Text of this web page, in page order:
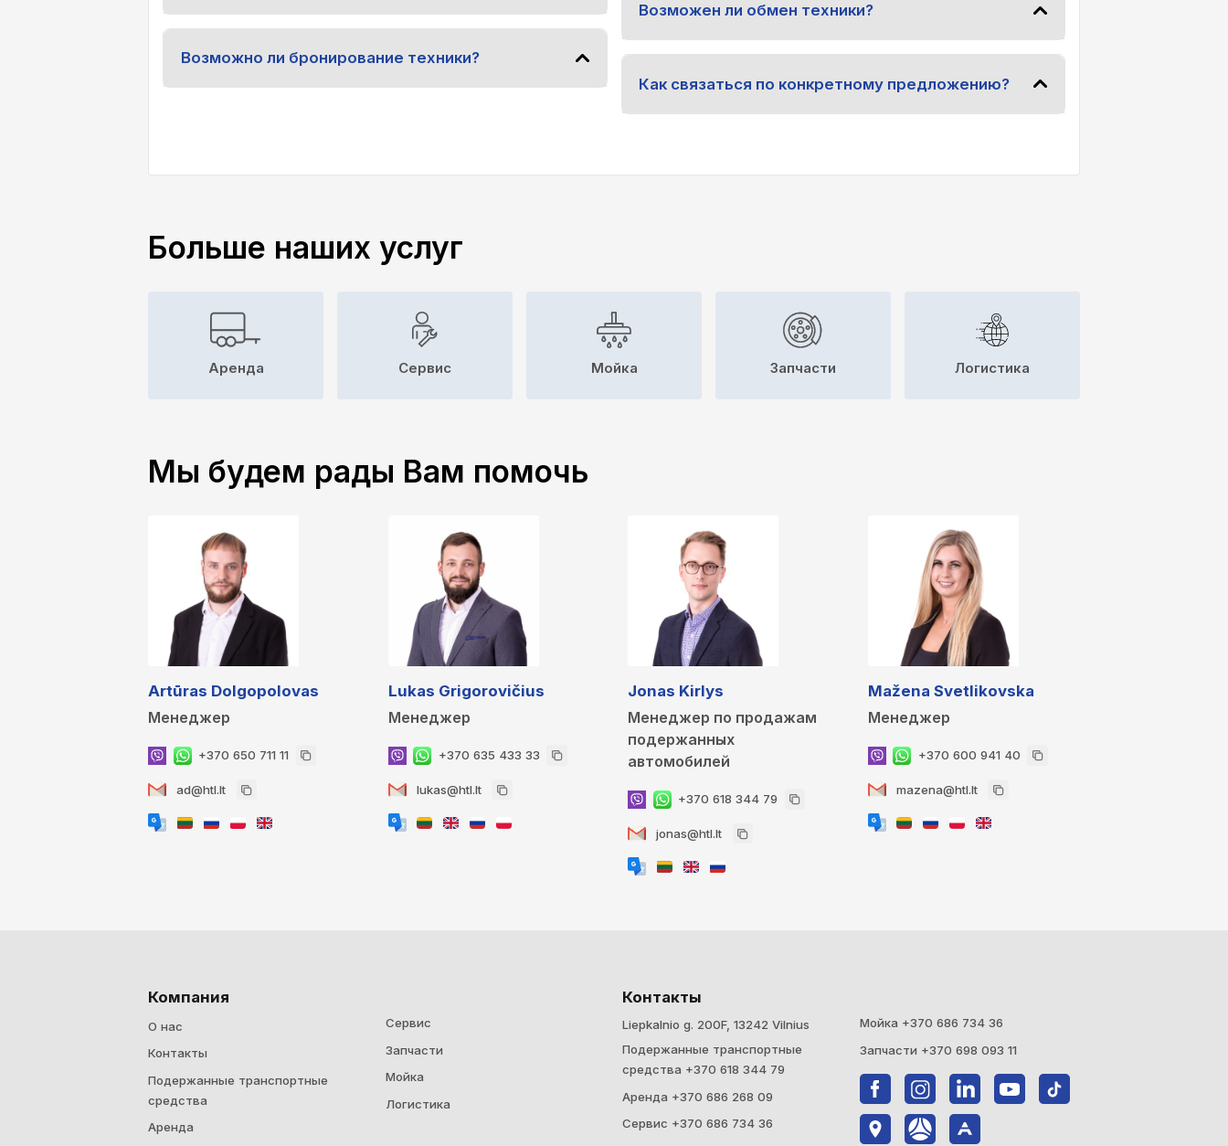
Возможно ли бронирование техники?
Возможен ли обмен техники?
Как связаться по конкретному предложению?
Больше наших услуг
Аренда Cервис Мойка Запчасти Логистика
Мы будем рады Вам помочь
Artūras Dolgopolovas
Менеджер
+370 650 711 11
ad@htl.lt
Lukas Grigorovičius
Менеджер
+370 635 433 33
lukas@htl.lt
Jonas Kirlys
Менеджер по продажам
подержанных
автомобилей
+370 618 344 79
jonas@htl.lt
Mažena Svetlikovska
Менеджер
+370 600 941 40
mazena@htl.lt
Компания
О нас
Контакты
Подержанные транспортные
средства
Аренда
Cервис
Запчасти
Мойка
Логистика
Контакты
Liepkalnio g. 200F, 13242 Vilnius
Подержанные транспортные
средства +370 618 344 79
Аренда +370 686 268 09
Cервис +370 686 734 36
Мойка +370 686 734 36
Запчасти +370 698 093 11